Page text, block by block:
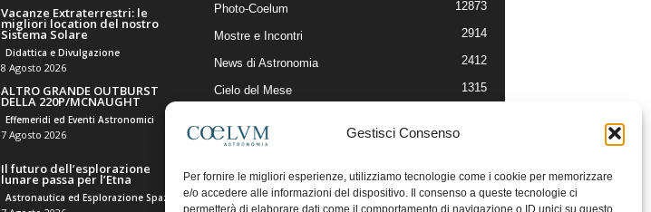
Gestisci Consenso
Per fornire le migliori esperienze, utilizziamo tecnologie come i cookie per memorizzare
e/o accedere alle informazioni del dispositivo. Il consenso a queste tecnologie ci
permetterà di elaborare dati come il comportamento di navigazione o ID unici su questo
Vacanze Extraterrestri: le
migliori location del nostro
Sistema Solare
Didattica e Divulgazione
8 Agosto 2026
ALTRO GRANDE OUTBURST
DELLA 220P/MCNAUGHT
Effemeridi ed Eventi Astronomici
7 Agosto 2026
Il futuro dell’esplorazione
lunare passa per l’Etna
Photo-Coelum 12873
Mostre e Incontri 2914
News di Astronomia 2412
Cielo del Mese 1315
Articoli e Risorse On-Line
Il Blog della Redazione